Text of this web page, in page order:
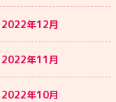
2022年12月
2022年11月
2022年10月